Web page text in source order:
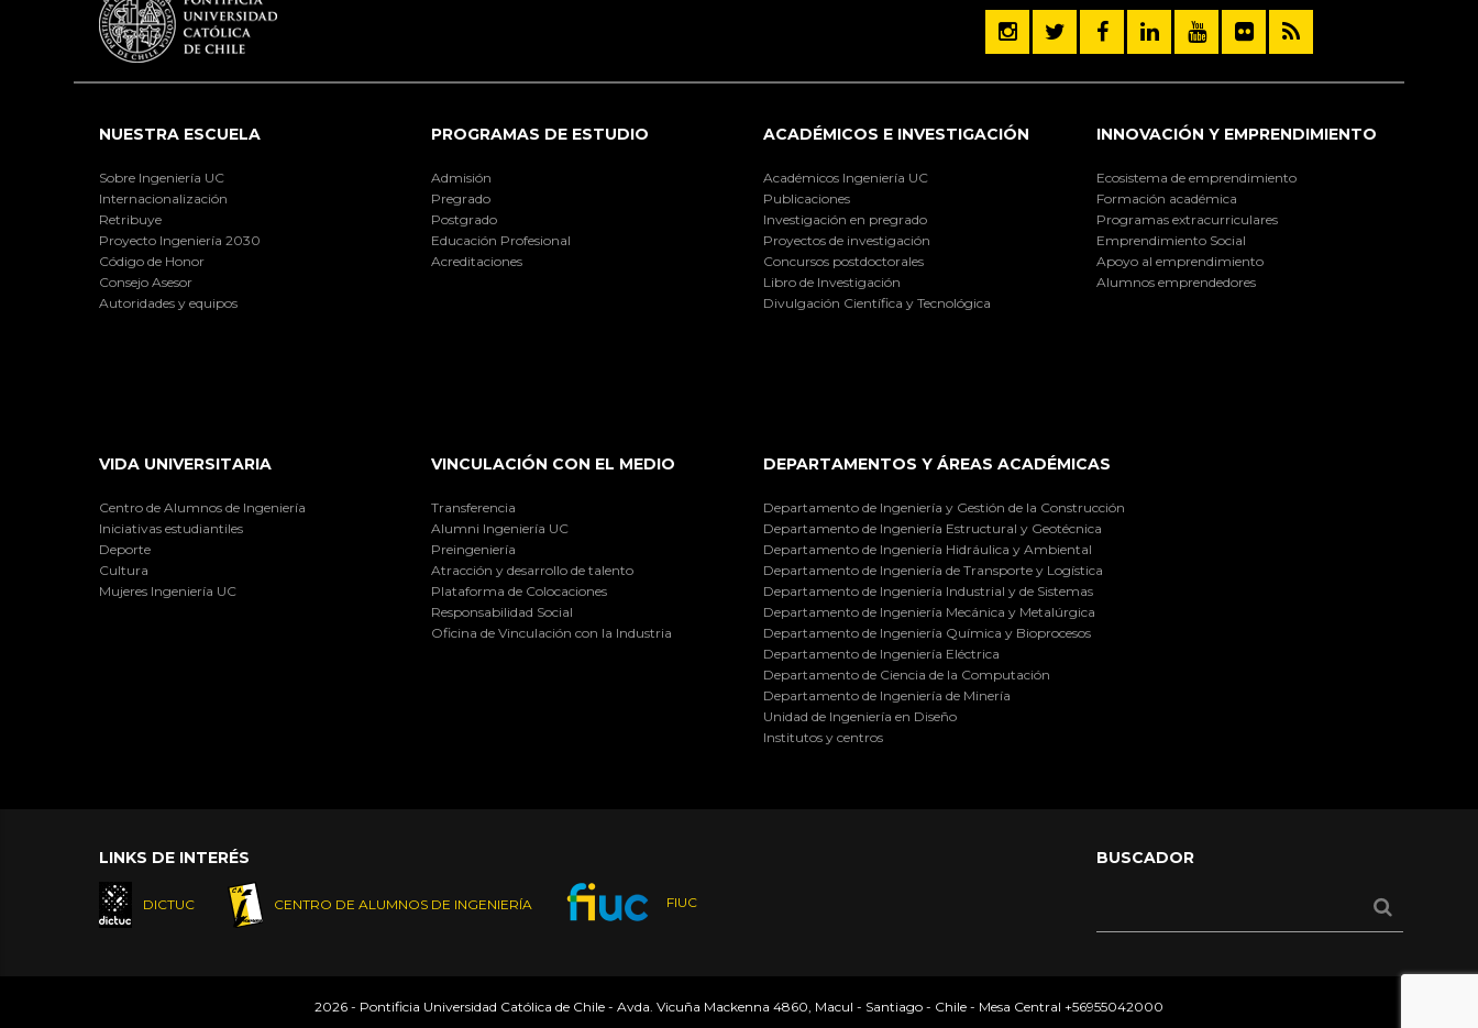
NUESTRA ESCUELA
Sobre Ingeniería UC
Internacionalización
Retribuye
Proyecto Ingeniería 2030
Código de Honor
Consejo Asesor
Autoridades y equipos
PROGRAMAS DE ESTUDIO
Admisión
Pregrado
Postgrado
Educación Profesional
Acreditaciones
ACADÉMICOS E INVESTIGACIÓN
Académicos Ingeniería UC
Publicaciones
Investigación en pregrado
Proyectos de investigación
Concursos postdoctorales
Libro de Investigación
Divulgación Científica y Tecnológica
INNOVACIÓN Y EMPRENDIMIENTO
Ecosistema de emprendimiento
Formación académica
Programas extracurriculares
Emprendimiento Social
Apoyo al emprendimiento
Alumnos emprendedores
VIDA UNIVERSITARIA
Centro de Alumnos de Ingeniería
Iniciativas estudiantiles
Deporte
Cultura
Mujeres Ingeniería UC
VINCULACIÓN CON EL MEDIO
Transferencia
Alumni Ingeniería UC
Preingeniería
Atracción y desarrollo de talento
Plataforma de Colocaciones
Responsabilidad Social
Oficina de Vinculación con la Industria
DEPARTAMENTOS Y ÁREAS ACADÉMICAS
Departamento de Ingeniería y Gestión de la Construcción
Departamento de Ingeniería Estructural y Geotécnica
Departamento de Ingeniería Hidráulica y Ambiental
Departamento de Ingeniería de Transporte y Logística
Departamento de Ingeniería Industrial y de Sistemas
Departamento de Ingeniería Mecánica y Metalúrgica
Departamento de Ingeniería Química y Bioprocesos
Departamento de Ingeniería Eléctrica
Departamento de Ciencia de la Computación
Departamento de Ingeniería de Minería
Unidad de Ingeniería en Diseño
Institutos y centros
LINKS DE INTERÉS
DICTUC CENTRO DE ALUMNOS DE INGENIERÍA FIUC
BUSCADOR
2026 - Pontificia Universidad Católica de Chile - Avda. Vicuña Mackenna 4860, Macul - Santiago - Chile - Mesa Central +56955042000